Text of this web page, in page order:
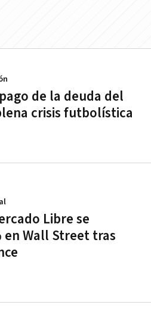
de la deuda del
crisis futbolística
Libre se
en Wall Street tras